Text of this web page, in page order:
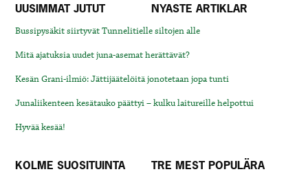
UUSIMMAT JUTUT NYASTE ARTIKLAR
Bussipysäkit siirtyvät Tunnelitielle siltojen alle
Mitä ajatuksia uudet juna-asemat herättävät?
Kesän Grani-ilmiö: Jättijäätelöitä jonotetaan jopa tunti
Junaliikenteen kesätauko päättyi – kulku laitureille helpottui
Hyvää kesää!
KOLME SUOSITUINTA TRE MEST POPULÄRA